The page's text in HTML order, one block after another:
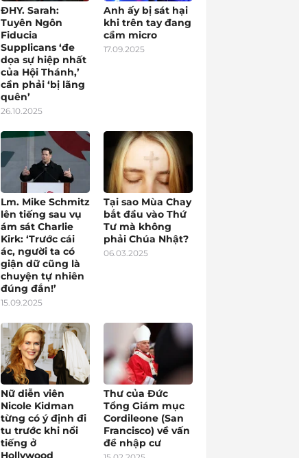
ĐHY. Sarah:
Tuyên Ngôn
Fiducia
Supplicans ‘đe
dọa sự hiệp nhất
của Hội Thánh,’
cần phải ‘bị lãng
quên’
26.10.2025
Anh ấy bị sát hại
khi trên tay đang
cầm micro
17.09.2025
Lm. Mike Schmitz
lên tiếng sau vụ
ám sát Charlie
Kirk: ‘Trước cái
ác, người ta có
giận dữ cũng là
chuyện tự nhiên
đúng đắn!’
15.09.2025
Tại sao Mùa Chay
bắt đầu vào Thứ
Tư mà không
phải Chúa Nhật?
06.03.2025
Nữ diễn viên
Nicole Kidman
từng có ý định đi
tu trước khi nổi
tiếng ở
Hollywood
Thư của Đức
Tổng Giám mục
Cordileone (San
Francisco) về vấn
đề nhập cư